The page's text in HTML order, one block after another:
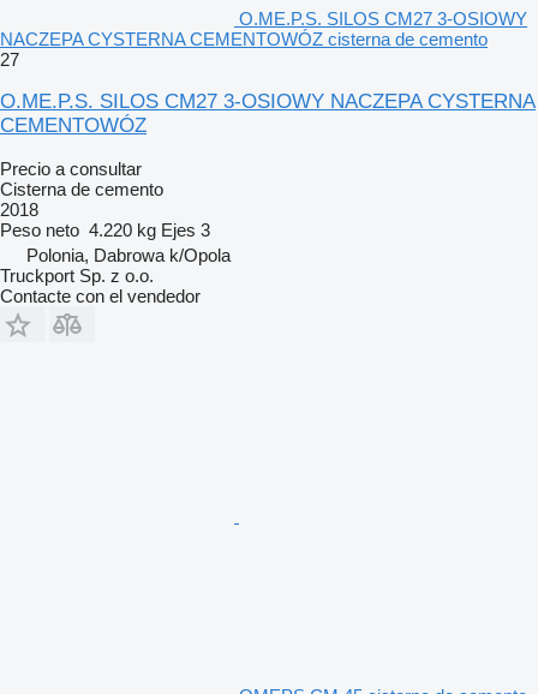
O.ME.P.S. SILOS CM27 3-OSIOWY
NACZEPA CYSTERNA CEMENTOWÓZ cisterna de cemento
27
O.ME.P.S. SILOS CM27 3-OSIOWY NACZEPA CYSTERNA
CEMENTOWÓZ
Precio a consultar
Cisterna de cemento
2018
Peso neto 4.220 kg Ejes 3
Polonia, Dabrowa k/Opola
Truckport Sp. z o.o.
Contacte con el vendedor